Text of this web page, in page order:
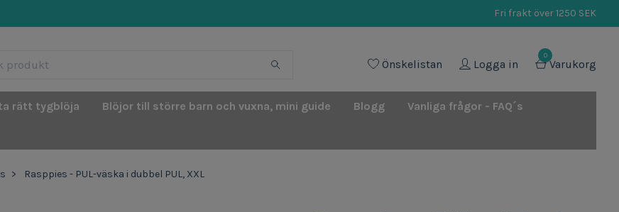
Fri frakt över 1250 SEK
Önskelistan Logga in
0
Varukorg
rätt tygblöja Blöjor till större barn och vuxna, mini guide Blogg Vanliga frågor - FAQ´s
Rasppies - PUL-väska i dubbel PUL, XXL